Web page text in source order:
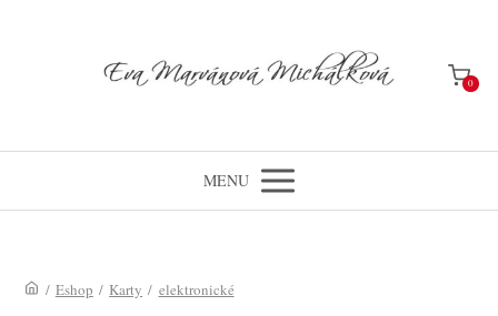
0
MENU
/ Eshop / Karty / elektronické